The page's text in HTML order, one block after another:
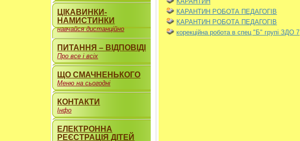
КАРАНТИН РОБОТА ПЕДАГОГІВ
КАРАНТИН РОБОТА ПЕДАГОГІВ
корекційна робота в спец "Б" групі ЗДО 7
ЦІКАВИНКИ-
НАМИСТИНКИ
навчайся дистанційно
ПИТАННЯ – ВІДПОВІДІ
Про все і всіх
ЩО СМАЧНЕНЬКОГО
Меню на сьогодні
КОНТАКТИ
Інфо
ЕЛЕКТРОННА
РЕЄСТРАЦІЯ ДІТЕЙ